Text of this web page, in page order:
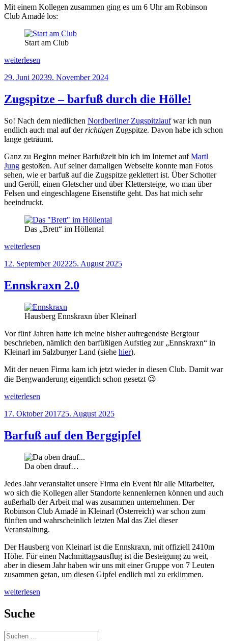
Mit einem Kollegen zusammen ging es um 6 Uhr am Robinson
Club Amadé los:
Start am Club
„Ennskraxn
das
ist
voll“
weiterlesen
Veröffentlicht
29. Juni 20239. November 2024
Zugspitze – barfuß durch die Hölle!
So! Nach dem niedlichen Nordberliner Zugspitzlaufwar ich nun
endlich auch mal auf derrichtigen Zugspitze. Davon habe ich schon
lange geträumt.
Ganz zu Beginn meiner Barfußzeit bin ich im Internet aufMartl
Jung gestoßen. Auf seiner damaligen Webseite konnte man Fotos
sehen, wie er barfuß auf die Zugspitze geklettert ist. Über Schotter
und Geröll, einen Gletscher und über Klettersteige, wo man über
Felsen und eingeschlagene Eisenstifte geht. Das hat mich sehr
beeindruckt.
Das „Brett“ im Höllental
„Zugspitze
barfuß
die
Hölle!“
weiterlesen
Veröffentlicht
12. September 202225. August 2025
Ennskraxn 2.0
Hausberg Ennskraxn über Kleinarl
Vor fünf Jahren hatte ich meine bisher aufregendste Bergtour
beschrieben, nämlich den barfüßigen Aufstieg zur „Ennskraxn“ in
Kleinarl im Salzburger Land (siehe hier).
Mit der neuen Firma kam ich jetzt wieder in diesen Club. Damit war
die Bergwanderung eigentlich schon gesetzt 😉
„Ennskraxn
weiterlesen
Veröffentlicht
17. Oktober 201725. August 2025
Barfuß auf den Berggipfel
Da oben drauf…
Jedes Jahr veranstaltet unsere Firma ein Event für alle Mitarbeiter,
wo sich die Kollegen aller Standorte kennenlernen können und auch
außerhalb der Arbeit mal was zusammen unternehmen. Der
Robinson Club Amadé in Kleinarl (Österreich) war schon zum
fünften und wahrscheinlich letzten Mal das Ziel dieser
Veranstaltung.
Der Hausberg von Kleinarl ist die Ennskraxn, mit offiziell 2410m
Höhe. Für einen Nachmittagsausflug ist die Besteigung zu weit,
aber in diesem Jahr haben wir uns mit einer Gruppe von 7 Leuten
zusammen getan, um diesen Gipfel endlich mal zu erklimmen.
„Barfuß
den
Berggipfel“
weiterlesen
Suche
Suchen